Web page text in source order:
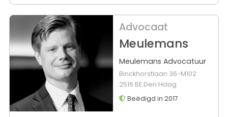
Advocaat
Meulemans
Meulemans Advocatuur
Binckhorstlaan 36-M102
2516 BE Den Haag
Beëdigd in 2017